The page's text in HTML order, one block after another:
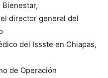
director general del
del Issste en Chiapas,
de Operación